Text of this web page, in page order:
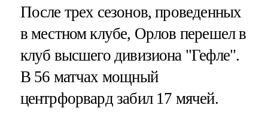
После трех сезонов, проведенных
в местном клубе, Орлов перешел в
клуб высшего дивизиона "Гефле".
В 56 матчах мощный
центрфорвард забил 17 мячей.